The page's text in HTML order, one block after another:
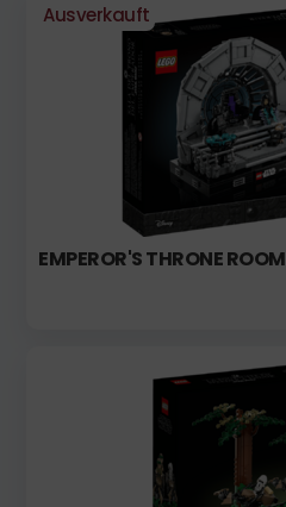
Ausverkauft
EMPEROR'S THRONE ROOM